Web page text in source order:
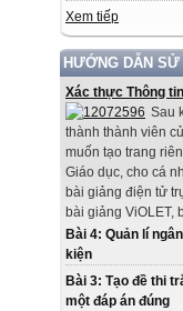
Xem tiếp
HƯỚNG DẪN
Xác thực Thông
Sau
thành thành viên
muốn tạo trang
Giáo dục, cho cá
bài giảng điện tử
bài giảng ViOLET,
Bài 4: Quản lí
kiện
Bài 3: Tạo đề thi
một đáp án đúng